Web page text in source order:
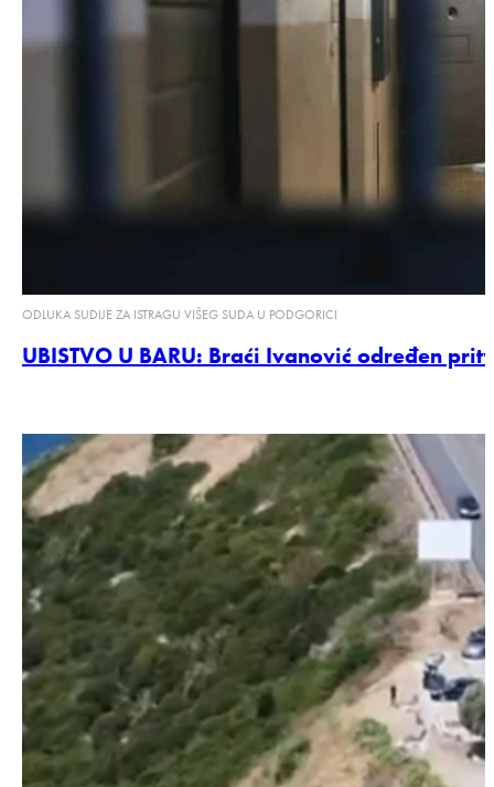
ODLUKA SUDIJE ZA ISTRAGU VIŠEG SUDA U PODGORICI
UBISTVO U BARU: Braći Ivanović određen